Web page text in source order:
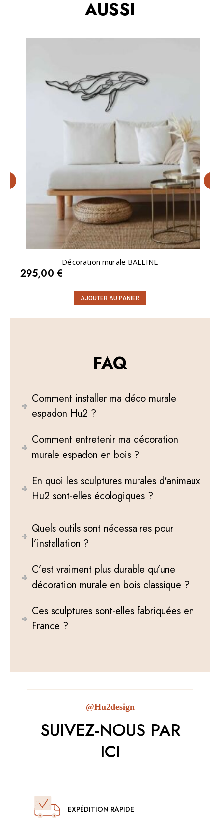
AUSSI
Décoration murale BALEINE
295,00 €
AJOUTER AU PANIER
FAQ
Comment installer ma déco murale
espadon Hu2 ?
Comment entretenir ma décoration
murale espadon en bois ?
En quoi les sculptures murales d'animaux
Hu2 sont-elles écologiques ?
Quels outils sont nécessaires pour
l’installation ?
C’est vraiment plus durable qu’une
décoration murale en bois classique ?
Ces sculptures sont-elles fabriquées en
France ?
@Hu2design
SUIVEZ-NOUS PAR
ICI
EXPÉDITION RAPIDE